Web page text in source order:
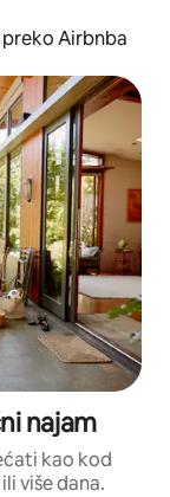
Airbnba
najam
kao kod
više dana.